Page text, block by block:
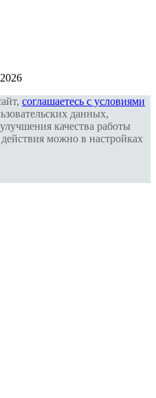
соглашаетесь с условиями
данных,
качества работы
можно в настройках